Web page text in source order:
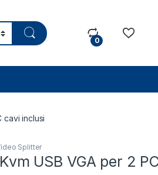
0
cavi inclusi
Splitter
USB VGA per 2